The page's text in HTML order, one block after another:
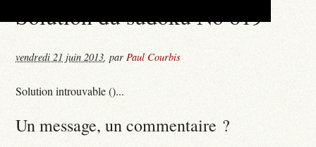
Solution du sudoku No 819
vendredi 21 juin 2013,parPaul Courbis
Solution introuvable ()...
Un message, un commentaire ?